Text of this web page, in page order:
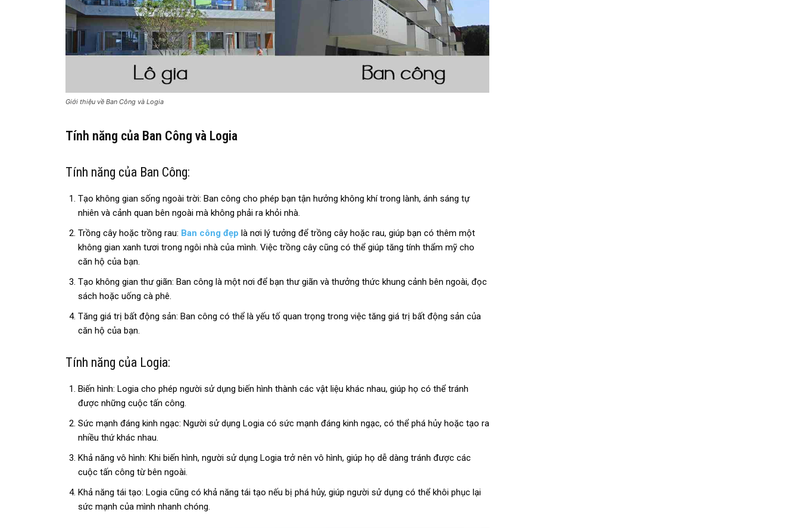
Giới thiệu về Ban Công và Logia
Tính năng của Ban Công và Logia
Tính năng của Ban Công:
Tạo không gian sống ngoài trời: Ban công cho phép bạn tận hưởng không khí trong lành, ánh sáng tự
nhiên và cảnh quan bên ngoài mà không phải ra khỏi nhà.
Trồng cây hoặc trồng rau: Ban công đẹp là nơi lý tưởng để trồng cây hoặc rau, giúp bạn có thêm một
không gian xanh tươi trong ngôi nhà của mình. Việc trồng cây cũng có thể giúp tăng tính thẩm mỹ cho
căn hộ của bạn.
Tạo không gian thư giãn: Ban công là một nơi để bạn thư giãn và thưởng thức khung cảnh bên ngoài, đọc
sách hoặc uống cà phê.
Tăng giá trị bất động sản: Ban công có thể là yếu tố quan trọng trong việc tăng giá trị bất động sản của
căn hộ của bạn.
Tính năng của Logia:
Biến hình: Logia cho phép người sử dụng biến hình thành các vật liệu khác nhau, giúp họ có thể tránh
được những cuộc tấn công.
Sức mạnh đáng kinh ngạc: Người sử dụng Logia có sức mạnh đáng kinh ngạc, có thể phá hủy hoặc tạo ra
nhiều thứ khác nhau.
Khả năng vô hình: Khi biến hình, người sử dụng Logia trở nên vô hình, giúp họ dễ dàng tránh được các
cuộc tấn công từ bên ngoài.
Khả năng tái tạo: Logia cũng có khả năng tái tạo nếu bị phá hủy, giúp người sử dụng có thể khôi phục lại
sức mạnh của mình nhanh chóng.